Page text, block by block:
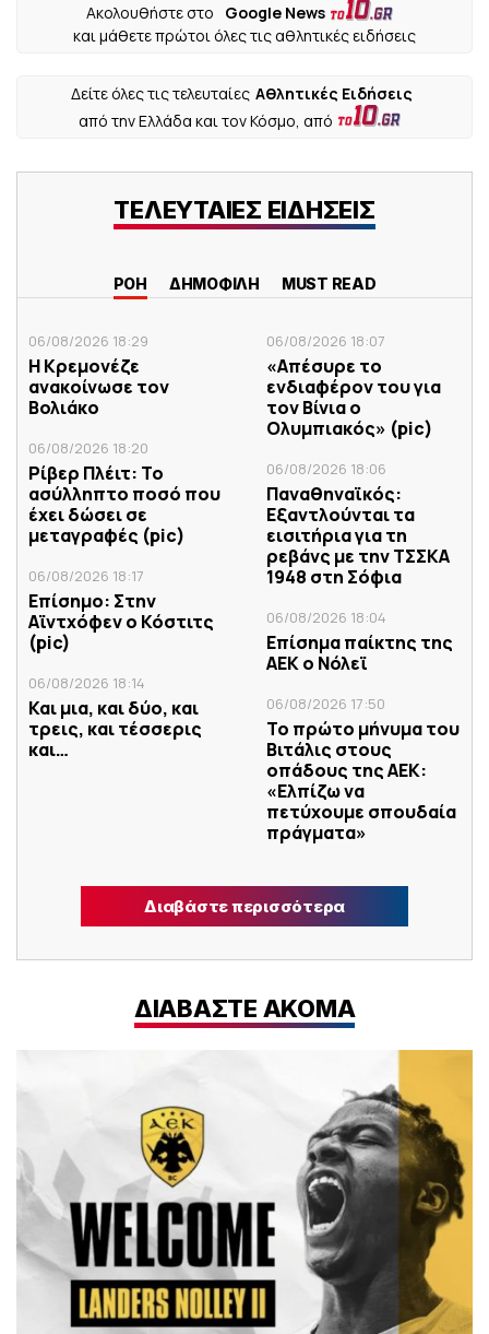
Ακολουθήστε στο
Google News
και μάθετε πρώτοι όλες τις αθλητικές ειδήσεις
Δείτε όλες τις τελευταίες Αθλητικές Ειδήσεις
από την Ελλάδα και τον Κόσμο, από
ΤΕΛΕΥΤΑΙΕΣ ΕΙΔΗΣΕΙΣ
ΡΟΗ ΔΗΜΟΦΙΛΗ MUST READ
06/08/2026 18:29
Η Κρεμονέζε
ανακοίνωσε τον
Βολιάκο
06/08/2026 18:20
Ρίβερ Πλέιτ: Το
ασύλληπτο ποσό που
έχει δώσει σε
μεταγραφές (pic)
06/08/2026 18:17
Επίσημο: Στην
Αϊντχόφεν ο Κόστιτς
(pic)
06/08/2026 18:14
Και μια, και δύο, και
τρεις, και τέσσερις
και…
06/08/2026 18:07
«Απέσυρε το
ενδιαφέρον του για
τον Βίνια ο
Ολυμπιακός» (pic)
06/08/2026 18:06
Παναθηναϊκός:
Εξαντλούνται τα
εισιτήρια για τη
ρεβάνς με την ΤΣΣΚΑ
1948 στη Σόφια
06/08/2026 18:04
Επίσημα παίκτης της
ΑΕΚ ο Νόλεϊ
06/08/2026 17:50
Το πρώτο μήνυμα του
Βιτάλις στους
οπάδους της ΑΕΚ:
«Ελπίζω να
πετύχουμε σπουδαία
πράγματα»
Διαβάστε περισσότερα
ΔΙΑΒΑΣΤΕ ΑΚΟΜΑ